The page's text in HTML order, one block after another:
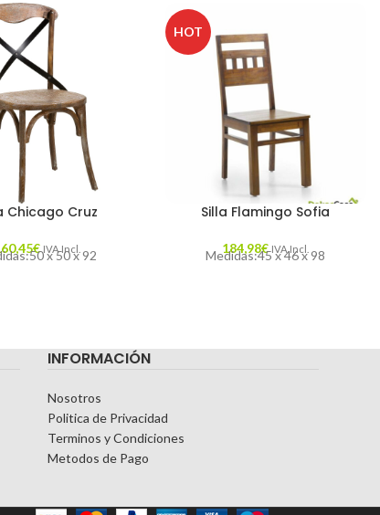
Chicago Cruz
€ IVA Incl.
x 50 x 92
HOT
Silla Flamingo Sofia
184,98€ IVA Incl.
Medidas:45 x 46 x 98
INFORMACIÓN
Nosotros
Politica de Privacidad
Terminos y Condiciones
Metodos de Pago